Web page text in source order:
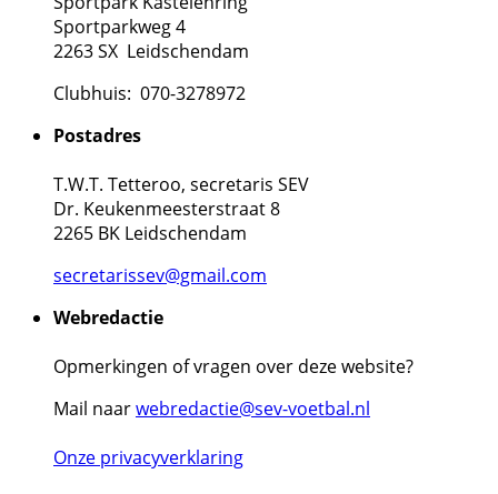
Sportparkweg 4
2263 SX Leidschendam
Clubhuis: 070-3278972
Postadres
T.W.T. Tetteroo, secretaris SEV
Dr. Keukenmeesterstraat 8
2265 BK Leidschendam
secretarissev@gmail.com
Webredactie
Opmerkingen of vragen over deze website?
Mail naarwebredactie@sev-voetbal.nl
Onze privacyverklaring